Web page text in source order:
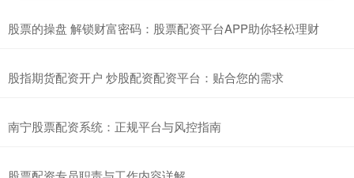
股票的操盘 解锁财富密码：股票配资平台APP助你轻松理财
股指期货配资开户 炒股配资配资平台：贴合您的需求
南宁股票配资系统：正规平台与风控指南